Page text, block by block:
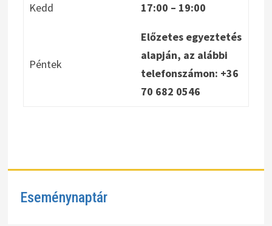
Kedd 17:00 – 19:00
Péntek
Előzetes egyeztetés
alapján, az alábbi
telefonszámon: +36
70 682 0546
Eseménynaptár